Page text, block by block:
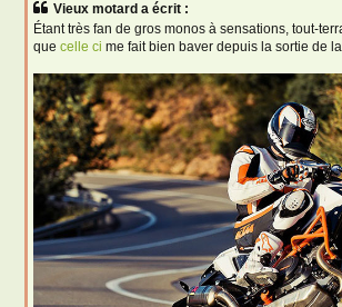
Vieux motard a écrit :
Étant très fan de gros monos à sensations, tout-
que celle ci me fait bien baver depuis la sortie de